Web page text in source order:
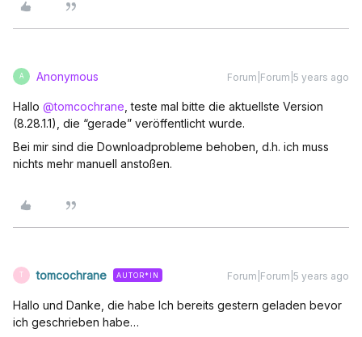
A Anonymous Forum|Forum|5 years ago
Hallo @tomcochrane , teste mal bitte die aktuellste Version
(8.28.1.1), die “gerade” veröffentlicht wurde.
Bei mir sind die Downloadprobleme behoben, d.h. ich muss
nichts mehr manuell anstoßen.
T tomcochrane AUTOR*IN Forum|Forum|5 years ago
Hallo und Danke, die habe Ich bereits gestern geladen bevor
ich geschrieben habe…